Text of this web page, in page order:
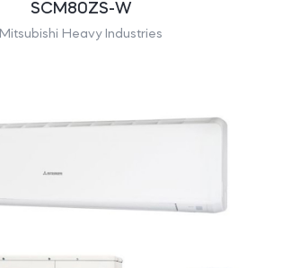
SCM80ZS-W
Mitsubishi Heavy Industries